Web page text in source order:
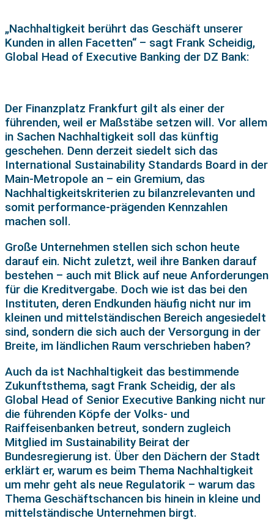
„Nachhaltigkeit berührt das Geschäft unserer
Kunden in allen Facetten“ – sagt Frank Scheidig,
Global Head of Executive Banking der DZ Bank:
Der Finanzplatz Frankfurt gilt als einer der
führenden, weil er Maßstäbe setzen will. Vor allem
in Sachen Nachhaltigkeit soll das künftig
geschehen. Denn derzeit siedelt sich das
International Sustainability Standards Board in der
Main-Metropole an – ein Gremium, das
Nachhaltigkeitskriterien zu bilanzrelevanten und
somit performance-prägenden Kennzahlen
machen soll.
Große Unternehmen stellen sich schon heute
darauf ein. Nicht zuletzt, weil ihre Banken darauf
bestehen – auch mit Blick auf neue Anforderungen
für die Kreditvergabe. Doch wie ist das bei den
Instituten, deren Endkunden häufig nicht nur im
kleinen und mittelständischen Bereich angesiedelt
sind, sondern die sich auch der Versorgung in der
Breite, im ländlichen Raum verschrieben haben?
Auch da ist Nachhaltigkeit das bestimmende
Zukunftsthema, sagt Frank Scheidig, der als
Global Head of Senior Executive Banking nicht nur
die führenden Köpfe der Volks- und
Raiffeisenbanken betreut, sondern zugleich
Mitglied im Sustainability Beirat der
Bundesregierung ist. Über den Dächern der Stadt
erklärt er, warum es beim Thema Nachhaltigkeit
um mehr geht als neue Regulatorik – warum das
Thema Geschäftschancen bis hinein in kleine und
mittelständische Unternehmen birgt.